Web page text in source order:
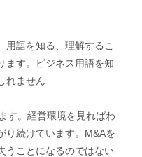
語を知る、理解するこ
ます。ビジネス用語を知
れません
す。経営環境を見ればわ
り続けています。M&Aを
うことになるのではない